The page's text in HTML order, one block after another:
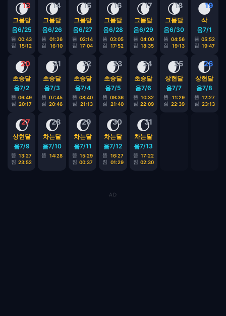
13
🌘
그믐달
음6/25
뜸 00:43
짐
15:12
14
🌘
그믐달
음6/26
뜸
01:26
짐
16:10
15
🌘
그믐달
음6/27
뜸 02:14
짐 17:04
16
🌘
그믐달
음6/28
뜸 03:05
짐
17:52
17
🌘
그믐달
음6/29
뜸 04:00
짐 18:35
18
🌘
그믐달
음6/30
뜸 04:56
짐
19:13
19
🌑
삭
음7/1
뜸 05:52
짐 19:47
20
🌒
초승달
음7/2
뜸 06:49
짐 20:17
21
🌒
초승달
음7/3
뜸 07:45
짐 20:46
22
🌒
초승달
음7/4
뜸 08:40
짐
21:13
23
🌒
초승달
음7/5
뜸 09:36
짐
21:40
24
🌒
초승달
음7/6
뜸 10:32
짐 22:09
25
🌒
상현달
음7/7
뜸
11:29
짐 22:39
26
🌓
상현달
음7/8
뜸 12:27
짐 23:13
27
🌔
상현달
음7/9
뜸 13:27
짐 23:52
28
🌔
차는달
음7/10
뜸 14:28
29
🌔
차는달
음7/11
뜸 15:29
짐 00:37
30
🌔
차는달
음7/12
뜸
16:27
짐
01:29
31
🌔
차는달
음7/13
뜸 17:22
짐 02:30
AD